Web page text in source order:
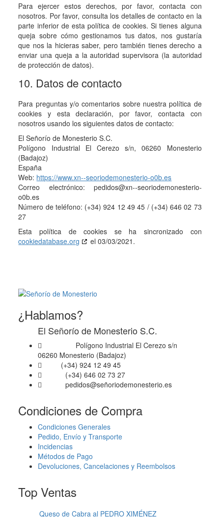
Para ejercer estos derechos, por favor, contacta con
nosotros. Por favor, consulta los detalles de contacto en la
parte inferior de esta política de cookies. Si tienes alguna
queja sobre cómo gestionamos tus datos, nos gustaría
que nos la hicieras saber, pero también tienes derecho a
enviar una queja a la autoridad supervisora (la autoridad
de protección de datos).
10. Datos de contacto
Para preguntas y/o comentarios sobre nuestra política de
cookies y esta declaración, por favor, contacta con
nosotros usando los siguientes datos de contacto:
El Señorío de Monesterio S.C.
Polígono Industrial El Cerezo s/n, 06260 Monesterio
(Badajoz)
España
Web: https://www.xn--seoriodemonesterio-o0b.es
Correo electrónico: pedidos@xn--seoriodemonesterio-
o0b.es
Número de teléfono: (+34) 924 12 49 45 / (+34) 646 02 73
27
Esta política de cookies se ha sincronizado con
cookiedatabase.org
el 03/03/2021.
¿Hablamos?
El Señorío de Monesterio S.C.
Polígono Industrial El Cerezo s/n
06260 Monesterio (Badajoz)
(+34) 924 12 49 45
(+34) 646 02 73 27
pedidos@señoriodemonesterio.es
Condiciones de Compra
Condiciones Generales
Pedido, Envío y Transporte
Incidencias
Métodos de Pago
Devoluciones, Cancelaciones y Reembolsos
Top Ventas
Queso de Cabra al PEDRO XIMÉNEZ